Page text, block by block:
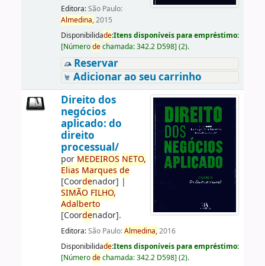
Editora:São Paulo:
Almedina,2015
Disponibilidade:Itens disponíveis para empréstimo:
[Númerodechamada:342.2 D598] (2).
Reservar
Adicionar ao seu carrinho
Direito dos
negócios
aplicado: do
direito
processual/
por MEDEIROS NETO,
Elias Marques de
[Coordenador] |
SIMÃO FILHO,
Adalberto
[Coordenador].
Editora:São Paulo:Almedina,2016
Disponibilidade:Itens disponíveis para empréstimo:
[Númerodechamada:342.2 D598] (2).